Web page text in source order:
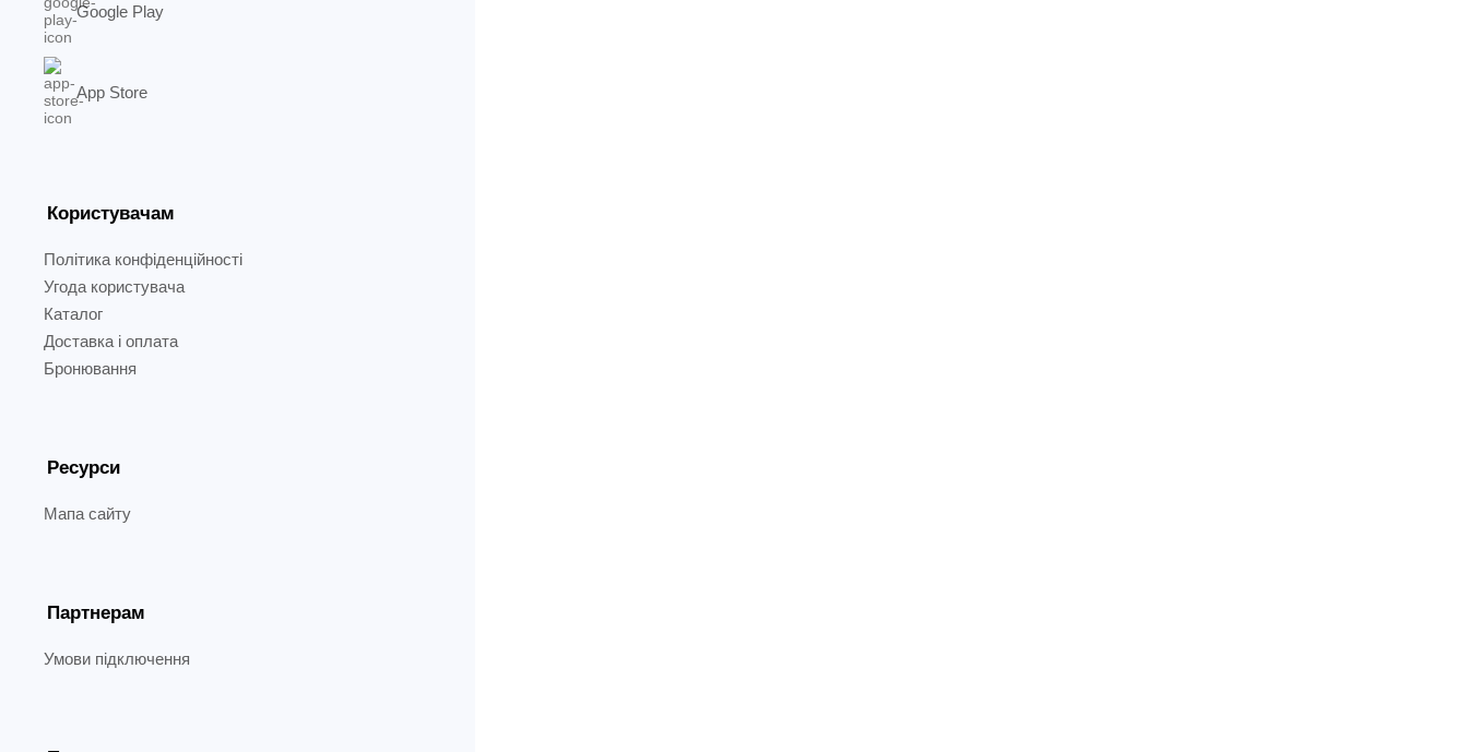
Google Play
App Store
Користувачам
Політика конфіденційності
Угода користувача
Каталог
Доставка і оплата
Бронювання
Ресурси
Мапа сайту
Партнерам
Умови підключення